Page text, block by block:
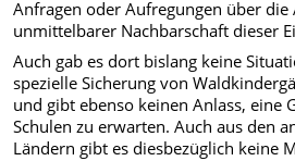
Anfragen oder Aufregungen über
unmittelbarer Nachbarschaft dieser
Auch gab es dort bislang keine
spezielle Sicherung von
und gibt ebenso keinen Anlass, eine
Schulen zu erwarten. Auch aus den
Ländern gibt es diesbezüglich keine